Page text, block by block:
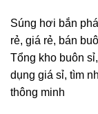
Súng hơi bắn
rẻ, giá rẻ, bán
Tổng kho buôn
dụng giá sỉ, tìm
thông minh